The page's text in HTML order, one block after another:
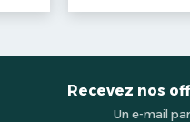
Recevez nos
Un e-mail